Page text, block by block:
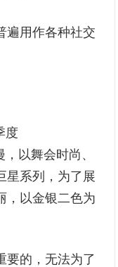
遍用作各种社交
度
以舞会时尚、
星系列，为了展
，以金银二色为
要的，无法为了